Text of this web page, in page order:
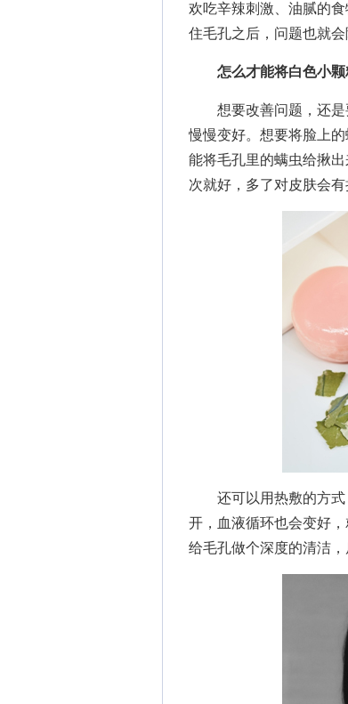
欢吃辛辣刺激、油腻的
住毛孔之后，问题也就
怎么才能将白色小颗
想要改善问题，还是
慢慢变好。想要将脸上
能将毛孔里的螨虫给揪
次就好，多了对皮肤会
还可以用热敷的方式
开，血液循环也会变好
给毛孔做个深度的清洁，